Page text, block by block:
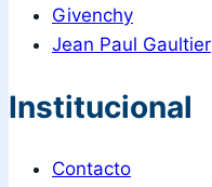
Givenchy
Jean Paul Gaultier
Institucional
Contacto